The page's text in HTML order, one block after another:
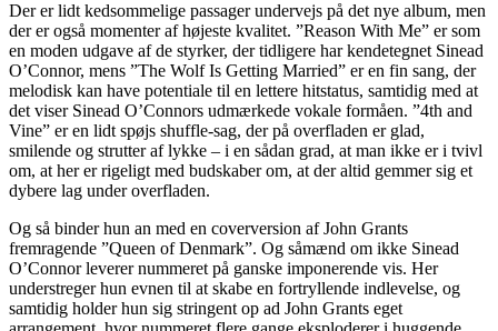
Der er lidt kedsommelige passager undervejs på det nye album, men
der er også momenter af højeste kvalitet. ”Reason With Me” er som
en moden udgave af de styrker, der tidligere har kendetegnet Sinead
O’Connor, mens ”The Wolf Is Getting Married” er en fin sang, der
melodisk kan have potentiale til en lettere hitstatus, samtidig med at
det viser Sinead O’Connors udmærkede vokale formåen. ”4th and
Vine” er en lidt spøjs shuffle-sag, der på overfladen er glad,
smilende og strutter af lykke – i en sådan grad, at man ikke er i tvivl
om, at her er rigeligt med budskaber om, at der altid gemmer sig et
dybere lag under overfladen.
Og så binder hun an med en coverversion af John Grants
fremragende ”Queen of Denmark”. Og såmænd om ikke Sinead
O’Connor leverer nummeret på ganske imponerende vis. Her
understreger hun evnen til at skabe en fortryllende indlevelse, og
samtidig holder hun sig stringent op ad John Grants eget